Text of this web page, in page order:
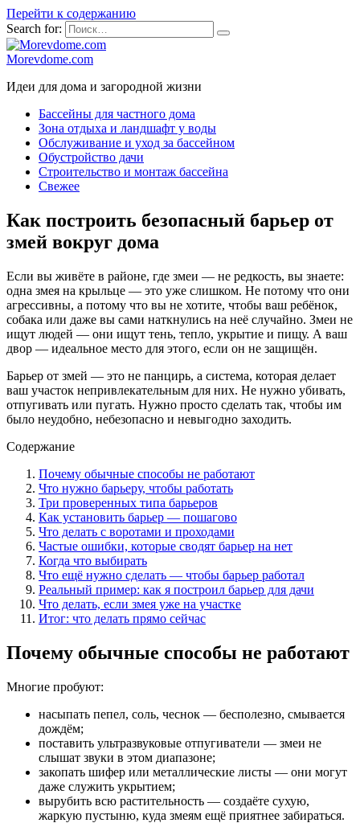
Перейти к содержанию
Search for:
Morevdome.com
Идеи для дома и загородной жизни
Бассейны для частного дома
Зона отдыха и ландшафт у воды
Обслуживание и уход за бассейном
Обустройство дачи
Строительство и монтаж бассейна
Свежее
Как построить безопасный барьер от
змей вокруг дома
Если вы живёте в районе, где змеи — не редкость, вы знаете:
одна змея на крыльце — это уже слишком. Не потому что они
агрессивны, а потому что вы не хотите, чтобы ваш ребёнок,
собака или даже вы сами наткнулись на неё случайно. Змеи не
ищут людей — они ищут тень, тепло, укрытие и пищу. А ваш
двор — идеальное место для этого, если он не защищён.
Барьер от змей — это не панцирь, а система, которая делает
ваш участок непривлекательным для них. Не нужно убивать,
отпугивать или пугать. Нужно просто сделать так, чтобы им
было неудобно, небезопасно и невыгодно заходить.
Содержание
Почему обычные способы не работают
Что нужно барьеру, чтобы работать
Три проверенных типа барьеров
Как установить барьер — пошагово
Что делать с воротами и проходами
Частые ошибки, которые сводят барьер на нет
Когда что выбирать
Что ещё нужно сделать — чтобы барьер работал
Реальный пример: как я построил барьер для дачи
Что делать, если змея уже на участке
Итог: что делать прямо сейчас
Почему обычные способы не работают
Многие пробуют:
насыпать пепел, соль, чеснок — бесполезно, смывается
дождём;
поставить ультразвуковые отпугиватели — змеи не
слышат звуки в этом диапазоне;
закопать шифер или металлические листы — они могут
даже служить укрытием;
вырубить всю растительность — создаёте сухую,
жаркую пустыню, куда змеям ещё приятнее забираться.